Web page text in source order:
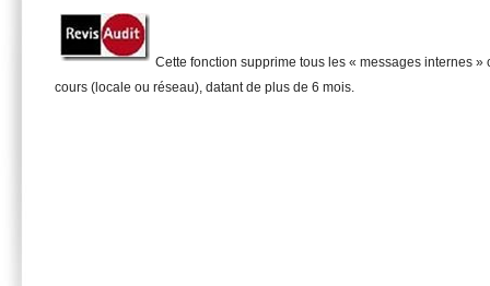
Cette fonction supprime tous les « messages internes »
cours (locale ou réseau), datant de plus de 6 mois.